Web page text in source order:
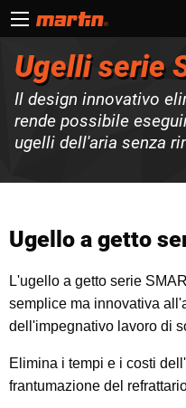
Ugelli serie
Il design innovativo
rende possibile
ugelli dell'aria senza
Ugello a getto
L'ugello a getto serie
semplice ma innovativa
dell'impegnativo lavoro di
Elimina i tempi e i costi
frantumazione del